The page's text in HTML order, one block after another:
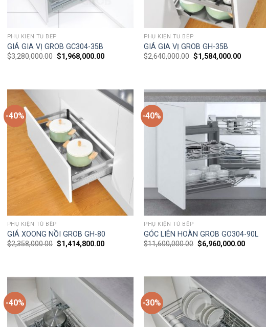
PHỤ KIỆN TỦ BẾP
GIÁ GIA VỊ GROB GC304-35B
$3,280,000.00 $1,968,000.00
PHỤ KIỆN TỦ BẾP
GIÁ GIA VỊ GROB GH-35B
$2,640,000.00 $1,584,000.00
-40%
PHỤ KIỆN TỦ BẾP
GIÁ XOONG NỒI GROB GH-80
$2,358,000.00 $1,414,800.00
-40%
PHỤ KIỆN TỦ BẾP
GÓC LIÊN HOÀN GROB GO304-90L
$11,600,000.00 $6,960,000.00
-40% -30%